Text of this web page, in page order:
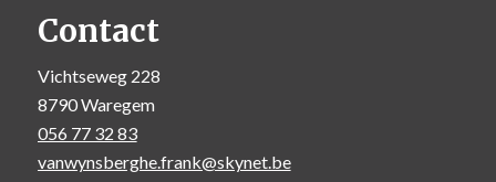
Contact
Vichtseweg 228
8790 Waregem
056 77 32 83
vanwynsberghe.frank@skynet.be